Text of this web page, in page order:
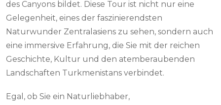
des Canyons bildet. Diese Tour ist nicht nur eine
Gelegenheit, eines der faszinierendsten
Naturwunder Zentralasiens zu sehen, sondern auch
eine immersive Erfahrung, die Sie mit der reichen
Geschichte, Kultur und den atemberaubenden
Landschaften Turkmenistans verbindet.
Egal, ob Sie ein Naturliebhaber,